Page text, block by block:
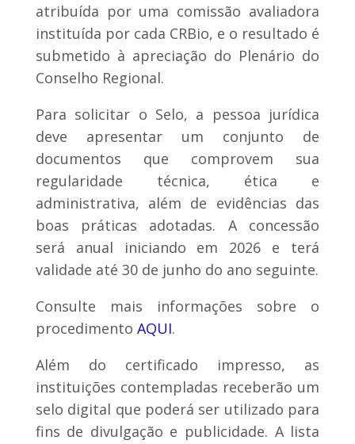
atribuída por uma comissão avaliadora
instituída por cada CRBio, e o resultado é
submetido à apreciação do Plenário do
Conselho Regional.
Para solicitar o Selo, a pessoa jurídica
deve apresentar um conjunto de
documentos que comprovem sua
regularidade técnica, ética e
administrativa, além de evidências das
boas práticas adotadas. A concessão
será anual iniciando em 2026 e terá
validade até 30 de junho do ano seguinte.
Consulte mais informações sobre o
procedimento AQUI.
Além do certificado impresso, as
instituições contempladas receberão um
selo digital que poderá ser utilizado para
fins de divulgação e publicidade. A lista